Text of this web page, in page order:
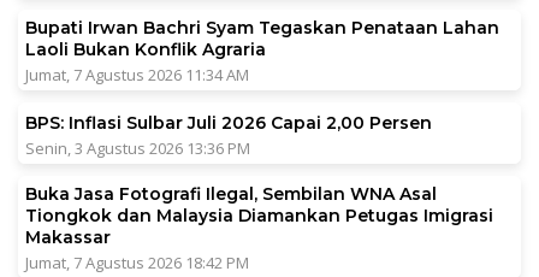
Bupati Irwan Bachri Syam Tegaskan Penataan Lahan
Laoli Bukan Konflik Agraria
Jumat, 7 Agustus 2026 11:34 AM
BPS: Inflasi Sulbar Juli 2026 Capai 2,00 Persen
Senin, 3 Agustus 2026 13:36 PM
Buka Jasa Fotografi Ilegal, Sembilan WNA Asal
Tiongkok dan Malaysia Diamankan Petugas Imigrasi
Makassar
Jumat, 7 Agustus 2026 18:42 PM